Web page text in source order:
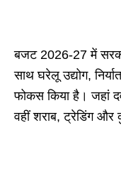
बजट 2026-27 में
साथ घरेलू उद्योग,
फोकस किया है। जहां
वहीं शराब, ट्रेडिंग और